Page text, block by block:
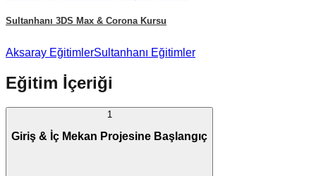
Sultanhanı 3DS Max & Corona Kursu
Aksaray EğitimlerSultanhanı Eğitimler
Eğitim İçeriği
1
Giriş & İç Mekan Projesine Başlangıç